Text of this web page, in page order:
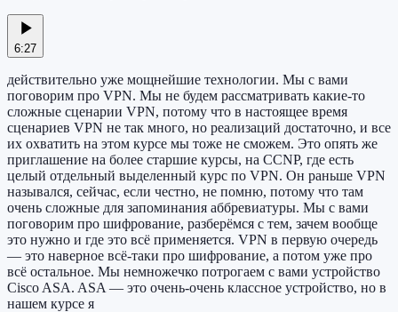
6:27
действительно уже мощнейшие технологии. Мы с вами
поговорим про VPN. Мы не будем рассматривать какие-то
сложные сценарии VPN, потому что в настоящее время
сценариев VPN не так много, но реализаций достаточно, и все
их охватить на этом курсе мы тоже не сможем. Это опять же
приглашение на более старшие курсы, на CCNP, где есть
целый отдельный выделенный курс по VPN. Он раньше VPN
назывался, сейчас, если честно, не помню, потому что там
очень сложные для запоминания аббревиатуры. Мы с вами
поговорим про шифрование, разберёмся с тем, зачем вообще
это нужно и где это всё применяется. VPN в первую очередь
— это наверное всё-таки про шифрование, а потом уже про
всё остальное. Мы немножечко потрогаем с вами устройство
Cisco ASA. ASA — это очень-очень классное устройство, но в
нашем курсе я